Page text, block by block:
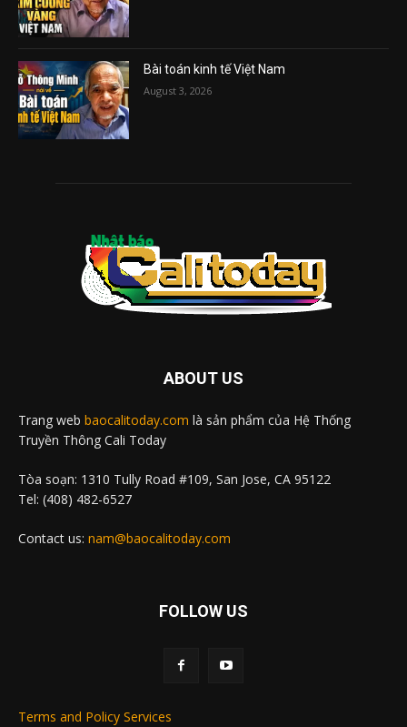
Bài toán kinh tế Việt Nam
August 3, 2026
ABOUT US
Trang web baocalitoday.com là sản phẩm của Hệ Thống
Truyền Thông Cali Today
Tòa soạn: 1310 Tully Road #109, San Jose, CA 95122
Tel: (408) 482-6527
Contact us: nam@baocalitoday.com
FOLLOW US
Terms and Policy Services